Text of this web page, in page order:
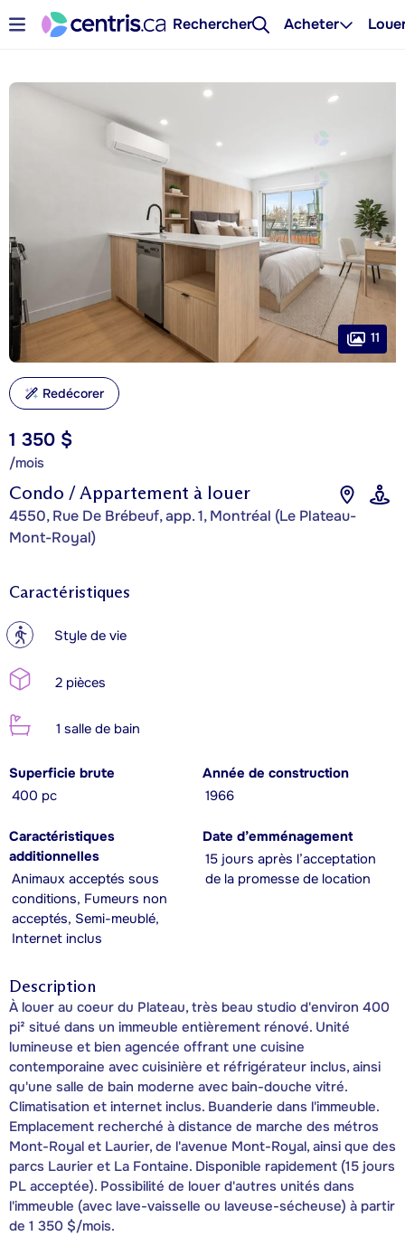
Rechercher Acheter
Condo / Appartement à louer
4550, Rue De Brébeuf, app. 1, Montréal (Le Plateau-
Mont-Royal)
1 350 $
/mois
11
Redécorer
Caractéristiques
? Style de vie
2 pièces
1 salle de bain
Superficie brute
400 pc
Année de construction
1966
Caractéristiques
additionnelles
Animaux acceptés sous
conditions, Fumeurs non
acceptés, Semi-meublé,
Internet inclus
Date d’emménagement
15 jours après l’acceptation
de la promesse de location
Description
À louer au coeur du Plateau, très beau studio d'environ 400
pi² situé dans un immeuble entièrement rénové. Unité
lumineuse et bien agencée offrant une cuisine
contemporaine avec cuisinière et réfrigérateur inclus, ainsi
qu'une salle de bain moderne avec bain-douche vitré.
Climatisation et internet inclus. Buanderie dans l'immeuble.
Emplacement recherché à distance de marche des métros
Mont-Royal et Laurier, de l'avenue Mont-Royal, ainsi que des
parcs Laurier et La Fontaine. Disponible rapidement (15 jours
PL acceptée). Possibilité de louer d'autres unités dans
l'immeuble (avec lave-vaisselle ou laveuse-sécheuse) à partir
de 1 350 $/mois.